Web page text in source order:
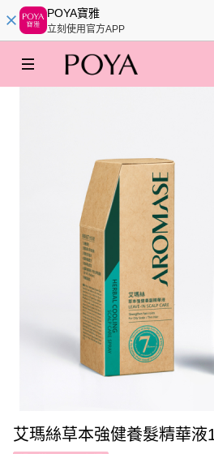
POYA寶雅
立刻使用官方APP
艾瑪絲草本強健養髮精華液